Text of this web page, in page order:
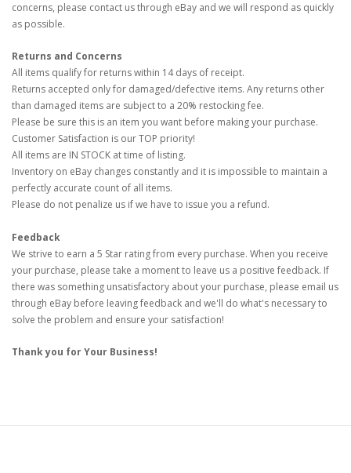
concerns, please contact us through eBay and we will respond as quickly
as possible.
Returns and Concerns
All items qualify for returns within 14 days of receipt.
Returns accepted only for damaged/defective items. Any returns other
than damaged items are subject to a 20% restocking fee.
Please be sure this is an item you want before making your purchase.
Customer Satisfaction is our TOP priority!
All items are IN STOCK at time of listing.
Inventory on eBay changes constantly and it is impossible to maintain a
perfectly accurate count of all items.
Please do not penalize us if we have to issue you a refund.
Feedback
We strive to earn a 5 Star rating from every purchase. When you receive
your purchase, please take a moment to leave us a positive feedback. If
there was something unsatisfactory about your purchase, please email us
through eBay before leaving feedback and we'll do what's necessary to
solve the problem and ensure your satisfaction!
Thank you for Your Business!